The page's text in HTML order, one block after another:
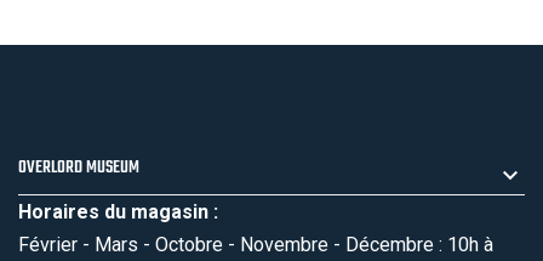
OVERLORD MUSEUM
Horaires du magasin :
Février - Mars - Octobre - Novembre - Décembre : 10h à